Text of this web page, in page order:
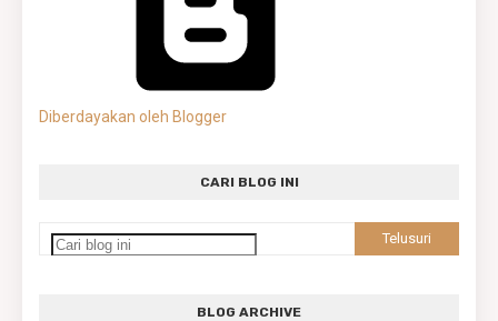
Diberdayakan oleh Blogger
CARI BLOG INI
BLOG ARCHIVE